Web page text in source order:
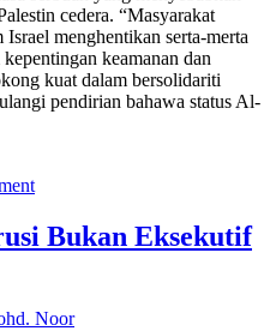
cedera. “Masyarakat
menghentikan serta-merta
keamanan dan
kuat dalam bersolidariti
pendirian bahawa status Al-
Bukan Eksekutif
Noor